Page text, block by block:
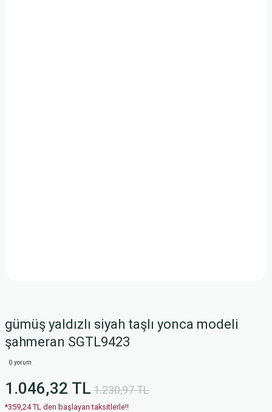
gümüş yaldızlı siyah taşlı yonca modeli
şahmeran SGTL9423
0 yorum
1.046,32 TL 1.230,97 TL
*359,24 TL den başlayan taksitlerle!!